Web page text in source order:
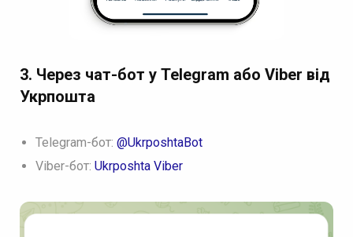
3. Через чат-бот у Telegram або Viber від
Укрпошта
Telegram-бот: @UkrposhtaBot
Viber-бот: Ukrposhta Viber